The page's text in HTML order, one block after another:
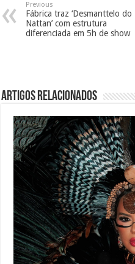
Previous
Fábrica traz ‘Desmanttelo do
Nattan’ com estrutura
diferenciada em 5h de show
Artigos Relacionados